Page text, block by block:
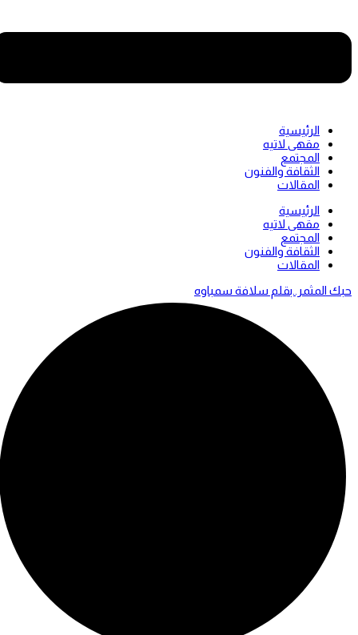
الرئيسية
مقهى لاتيه
المجتمع
الثقافة والفنون
المقالات
Menu
الرئيسية
مقهى لاتيه
المجتمع
الثقافة والفنون
المقالات
حبك المثمر..بقلم سلافة سمباوه